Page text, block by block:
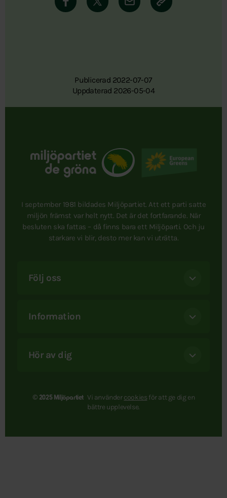
Publicerad 2022-07-07
Uppdaterad 2026-05-04
I september 1981 bildades Miljöpartiet. Att ett parti satte
miljön främst var helt nytt. Det är det fortfarande. När
besluten ska fattas – då finns bara ett Miljöparti. Och ju
starkare vi blir, desto mer kan vi uträtta.
Följ oss
Information
Hör av dig
© 2025 Miljöpartiet Vi användercookies för att ge dig en
bättre upplevelse.